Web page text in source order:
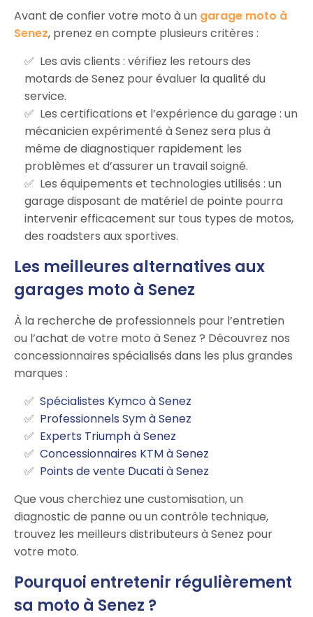
Avant de confier votre moto à un garage moto à
Senez, prenez en compte plusieurs critères :
Les avis clients : vérifiez les retours des
motards de Senez pour évaluer la qualité du
service.
Les certifications et l’expérience du garage : un
mécanicien expérimenté à Senez sera plus à
même de diagnostiquer rapidement les
problèmes et d’assurer un travail soigné.
Les équipements et technologies utilisés : un
garage disposant de matériel de pointe pourra
intervenir efficacement sur tous types de motos,
des roadsters aux sportives.
Les meilleures alternatives aux
garages moto à Senez
À la recherche de professionnels pour l’entretien
ou l’achat de votre moto à Senez ? Découvrez nos
concessionnaires spécialisés dans les plus grandes
marques :
Spécialistes Kymco à Senez
Professionnels Sym à Senez
Experts Triumph à Senez
Concessionnaires KTM à Senez
Points de vente Ducati à Senez
Que vous cherchiez une customisation, un
diagnostic de panne ou un contrôle technique,
trouvez les meilleurs distributeurs à Senez pour
votre moto.
Pourquoi entretenir régulièrement
sa moto à Senez ?